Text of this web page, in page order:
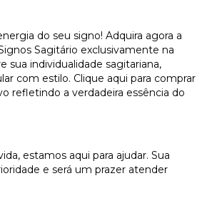
do seu signo! Adquira agora a
Sagitário exclusivamente na
sua individualidade sagitariana,
com estilo. Clique aqui para comprar
refletindo a verdadeira essência do
estamos aqui para ajudar. Sua
e será um prazer atender